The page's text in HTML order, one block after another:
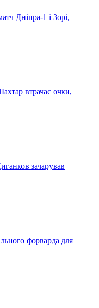
Дніпра-1 і Зорі,
втрачає очки,
зачарував
форварда для